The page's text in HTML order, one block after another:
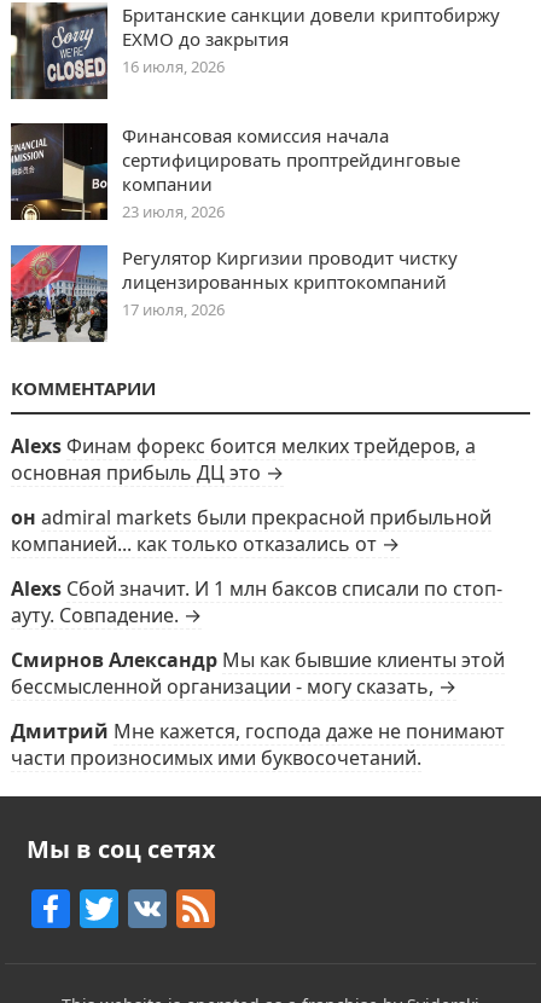
Британские санкции довели криптобиржу
EXMO до закрытия
16 июля, 2026
Финансовая комиссия начала
сертифицировать проптрейдинговые
компании
23 июля, 2026
Регулятор Киргизии проводит чистку
лицензированных криптокомпаний
17 июля, 2026
КОММЕНТАРИИ
AlexsФинам форекс боится мелких трейдеров, а
основная прибыль ДЦ это →
он admiral markets были прекрасной прибыльной
компанией... как только отказались от →
Alexs Сбой значит. И 1 млн баксов списали по стоп-
ауту. Совпадение. →
Смирнов Александр Мы как бывшие клиенты этой
бессмысленной организации - могу сказать, →
Дмитрий Мне кажется, господа даже не понимают
части произносимых ими буквосочетаний.
Мы в соц сетях
F
c
T
itt
V F
e